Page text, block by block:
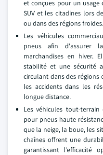
et conçues pour un
SUV et les citadines lors
ou dans des régions froides.
Les véhicules
pneus afin d'assurer
marchandises en hiver.
stabilité et une sécurité
circulant dans des régions
les accidents dans les
longue distance.
Les véhicules tout-
pour pneus haute
que la neige, la boue, les
chaînes offrent une
garantissant l'efficacité